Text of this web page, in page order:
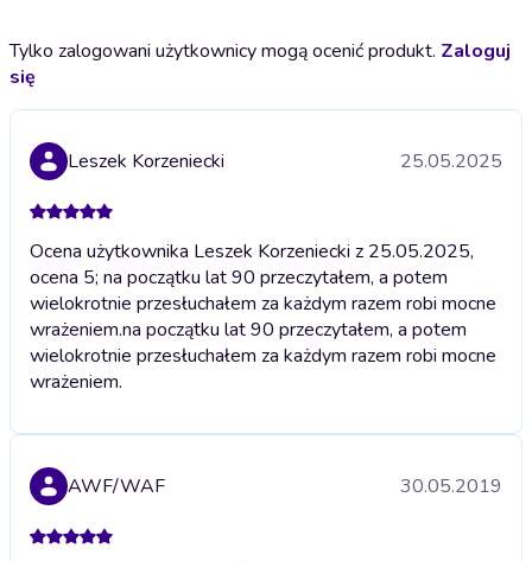
Tylko zalogowani użytkownicy mogą ocenić produkt. Zaloguj
się
Leszek Korzeniecki 25.05.2025
Ocena użytkownika Leszek Korzeniecki z 25.05.2025,
ocena 5; na początku lat 90 przeczytałem, a potem
wielokrotnie przesłuchałem za każdym razem robi mocne
wrażeniem.na początku lat 90 przeczytałem, a potem
wielokrotnie przesłuchałem za każdym razem robi mocne
wrażeniem.
AWF/WAF 30.05.2019